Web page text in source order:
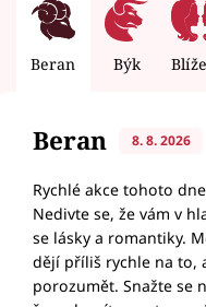
Beran Býk
Beran 8. 8. 2026
Rychlé akce tohoto
Nedivte se, že vám v
se lásky a romantiky.
dějí příliš rychle na to,
porozumět. Snažte se